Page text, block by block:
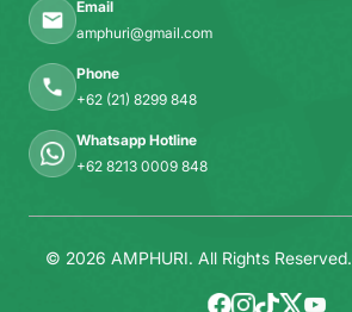
Email
amphuri@gmail.com
Phone
+62 (21) 8299 848
Whatsapp Hotline
+62 8213 0009 848
© 2026 AMPHURI. All Rights Reserved.